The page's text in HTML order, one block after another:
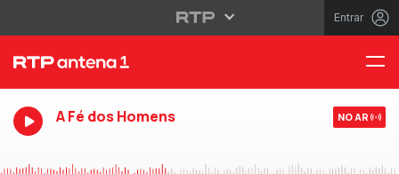
Entrar
A Fé dos Homens NO AR